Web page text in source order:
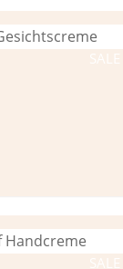
SALE
SALE